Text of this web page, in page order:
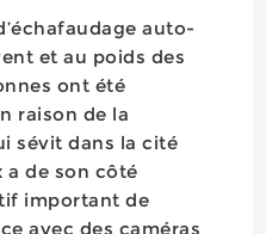
auto-
et au poids des
ont été
raison de la
sévit dans la cité
a de son côté
important de
avec des caméras